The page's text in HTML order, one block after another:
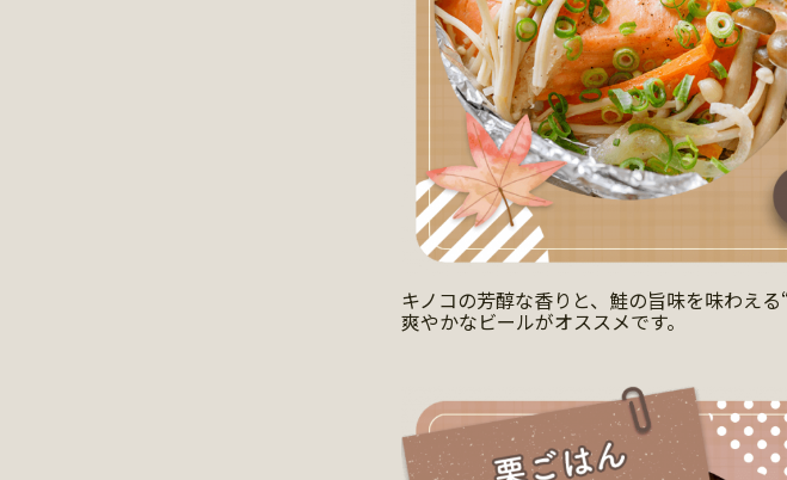
キノコの芳醇な香りと、鮭の旨味を味わえ
爽やかなビールがオススメです。